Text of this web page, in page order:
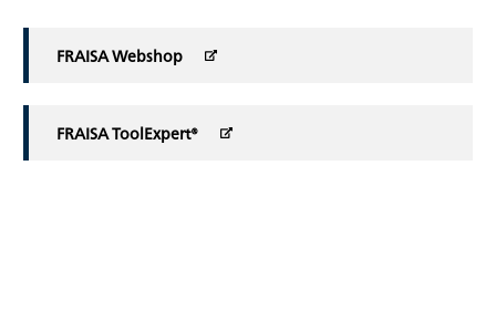
FRAISA Webshop
FRAISA ToolExpert®